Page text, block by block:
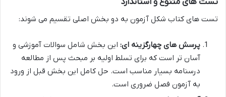
تست های متنوع و استاندارد
تست های کتاب شکل آزمون به دو بخش اصلی تقسیم می شوند:
پرسش های چهارگزینه ای: این بخش شامل سوالات آموزشی و
آسان تر است که برای تسلط اولیه بر مبحث پس از مطالعه
درسنامه بسیار مناسب است. حل کامل این بخش قبل از ورود
به آزمون فصل ضروری است.